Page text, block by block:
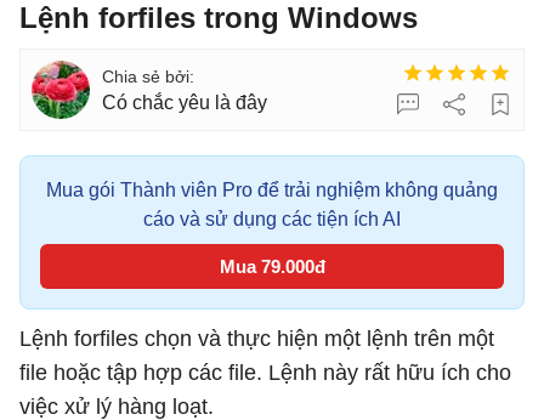
Lệnh forfiles trong Windows
Có chắc yêu là đây
Mua gói Thành viên Pro để trải nghiệm không quảng
cáo và sử dụng các tiện ích AI
Mua 79.000đ
Lệnh forfiles chọn và thực hiện một lệnh trên một
file hoặc tập hợp các file. Lệnh này rất hữu ích cho
việc xử lý hàng loạt.